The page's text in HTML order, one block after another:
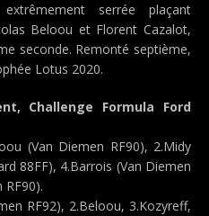
serrée plaçant
Beloou et Florent Cazalot,
seconde. Remonté septième,
Lotus 2020.
Challenge Formula Ford
(Van Diemen RF90), 2.Midy
88FF), 4.Barrois (Van Diemen
RF90).
RF92), 2.Beloou, 3.Kozyreff,